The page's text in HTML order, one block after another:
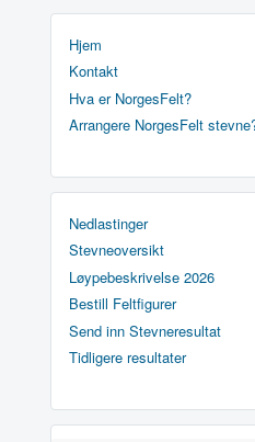
Hjem
Kontakt
Hva er NorgesFelt?
Arrangere NorgesFelt
Nedlastinger
Stevneoversikt
Løypebeskrivelse 2026
Bestill Feltfigurer
Send inn Stevneresultat
Tidligere resultater